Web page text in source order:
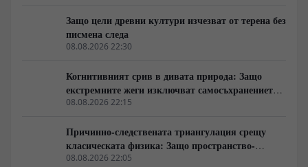
Защо цели древни култури изчезват от терена без
писмена следа
08.08.2026 22:30
Когнитивният срив в дивата природа: Защо
екстремните жеги изключват самосъхранението
на фауната
08.08.2026 22:15
Причинно-следствената триангулация срещу
класическата физика: Защо пространство-
времето се свива до две измерения
08.08.2026 22:05